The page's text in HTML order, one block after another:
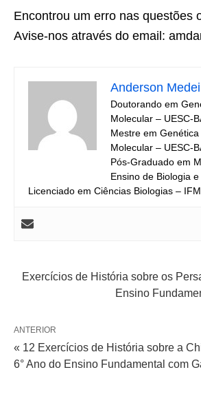
Encontrou um erro nas questões
Avise-nos através do email:
Anderson
Doutorando em
Molecular – UESC-
Mestre em Genética
Molecular – UESC-
Pós-Graduado em
Ensino de Biologia e
Licenciado em Ciências Biologias –
Exercícios de História sobre os
Ensino
ANTERIOR
« 12 Exercícios de História sobre a
6° Ano do Ensino Fundamental com